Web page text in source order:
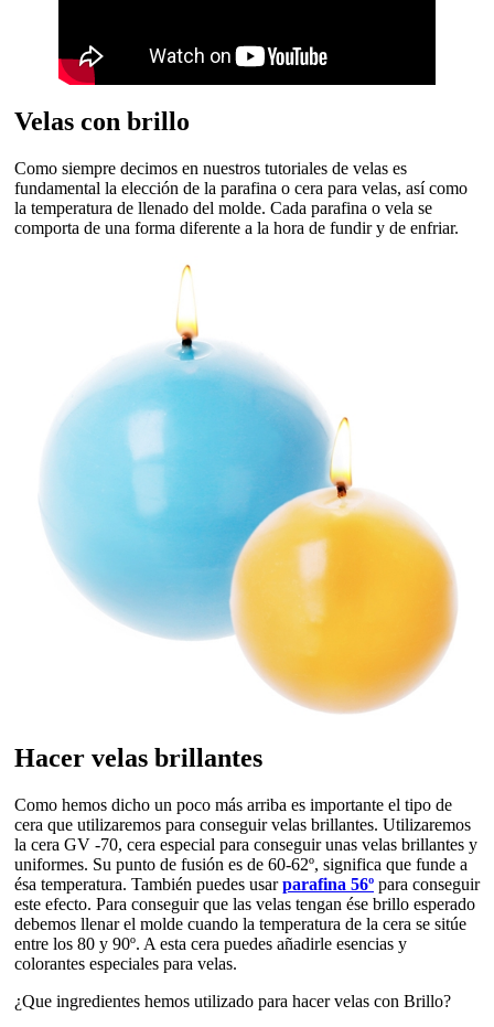
Velas con brillo
Como siempre decimos en nuestros tutoriales de velas es
fundamental la elección de la parafina o cera para velas, así como
la temperatura de llenado del molde. Cada parafina o vela se
comporta de una forma diferente a la hora de fundir y de enfriar.
Hacer velas brillantes
Como hemos dicho un poco más arriba es importante el tipo de
cera que utilizaremos para conseguir velas brillantes. Utilizaremos
la cera GV -70, cera especial para conseguir unas velas brillantes y
uniformes. Su punto de fusión es de 60-62º, significa que funde a
ésa temperatura. También puedes usarparafina 56º para conseguir
este efecto. Para conseguir que las velas tengan ése brillo esperado
debemos llenar el molde cuando la temperatura de la cera se sitúe
entre los 80 y 90º. A esta cera puedes añadirle esencias y
colorantes especiales para velas.
¿Que ingredientes hemos utilizado para hacer velas con Brillo?